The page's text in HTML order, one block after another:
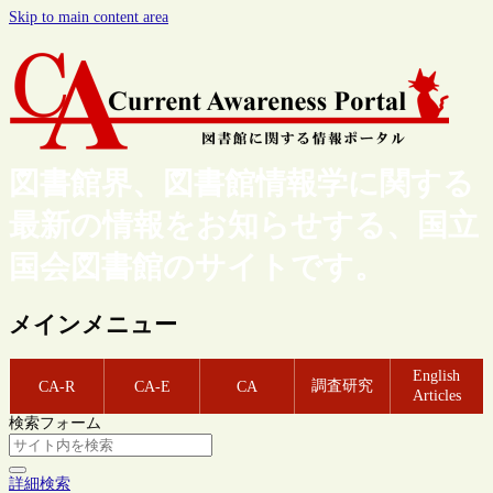
Skip to main content area
図書館界、図書館情報学に関する
最新の情報をお知らせする、国立
国会図書館のサイトです。
メインメニュー
CA-R CA-E CA 調査研究
English
Articles
検索フォーム
詳細検索